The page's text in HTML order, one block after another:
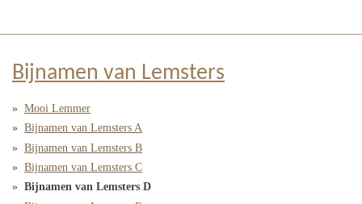
Bijnamen van Lemsters
Mooi Lemmer
Bijnamen van Lemsters A
Bijnamen van Lemsters B
Bijnamen van Lemsters C
Bijnamen van Lemsters D